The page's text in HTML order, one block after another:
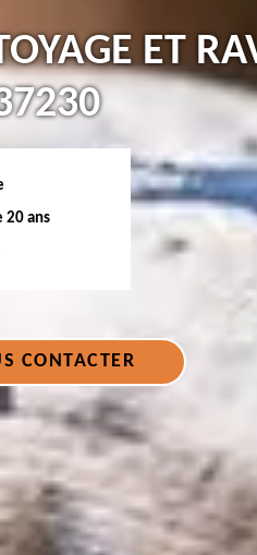
ET
20 ans
CONTACTER